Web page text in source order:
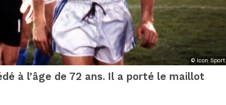
© Icon Sport
à l’âge de 72 ans. Il a porté le maillot